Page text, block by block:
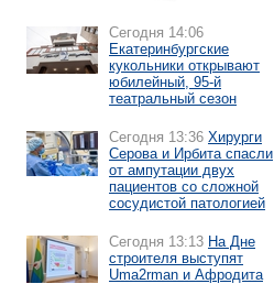
Сегодня 14:06
Екатеринбургские
кукольники открывают
юбилейный, 95-й
театральный сезон
Сегодня 13:36 Хирурги
Серова и Ирбита спасли
от ампутации двух
пациентов со сложной
сосудистой патологией
Сегодня 13:13 На Дне
строителя выступят
Uma2rman и Афродита